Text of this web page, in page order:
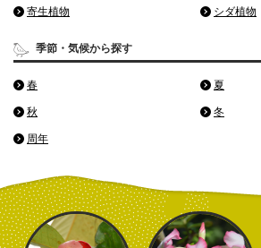
寄生植物 シダ植物
季節・気候から探す
春 夏
秋 冬
周年